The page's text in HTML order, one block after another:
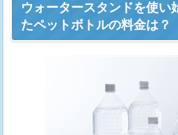
ウォータースタンドを使い
たペットボトルの料金は？